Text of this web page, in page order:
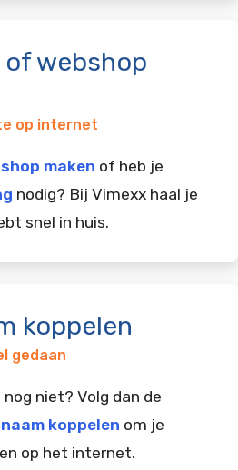
webshop
op internet
maken of heb je
nodig? Bij Vimexx haal je
snel in huis.
koppelen
gedaan
niet? Volg dan de
koppelen om je
op het internet.